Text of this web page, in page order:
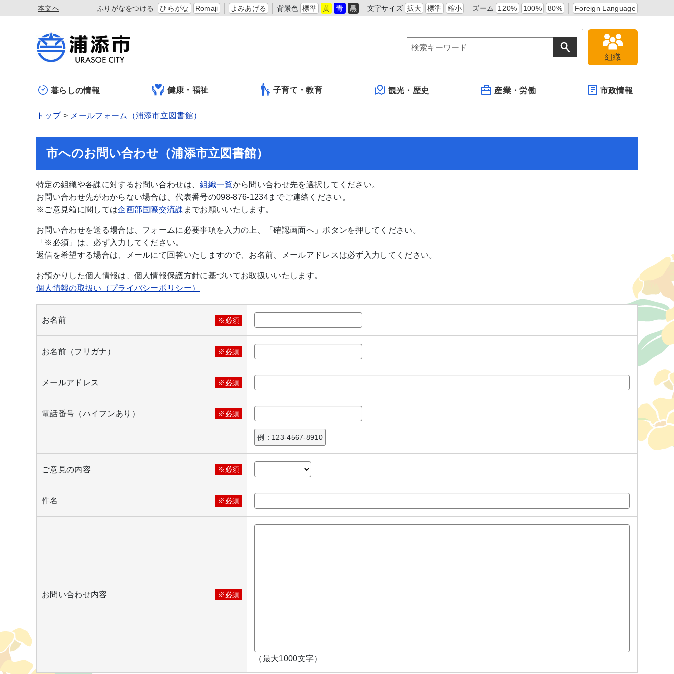
本文へ ふりがなをつける ひらがな Romaji よみあげる 背景色 標準 黄 青 黒 文字サイズ 拡大 標準 縮小 ズーム 120% 100% 80% Foreign Language
組織
暮らしの情報 健康・福祉 子育て・教育 観光・歴史 産業・労働 市政情報
トップ メールフォーム（浦添市立図書館）
市へのお問い合わせ（浦添市立図書館）
特定の組織や各課に対するお問い合わせは、組織一覧から問い合わせ先を選択してください。
お問い合わせ先がわからない場合は、代表番号の098-876-1234までご連絡ください。
※ご意見箱に関しては企画部国際交流課 までお願いいたします。
お問い合わせを送る場合は、フォームに必要事項を入力の上、「確認画面へ」ボタンを押してください。
「※必須」は、必ず入力してください。
返信を希望する場合は、メールにて回答いたしますので、お名前、メールアドレスは必ず入力してください。
お預かりした個人情報は、個人情報保護方針に基づいてお取扱いいたします。
個人情報の取扱い（プライバシーポリシー）
お名前 ※必須
お名前（フリガナ） ※必須
メールアドレス ※必須
電話番号（ハイフンあり） ※必須
例：123-4567-8910
ご意見の内容 ※必須
件名 ※必須
お問い合わせ内容 ※必須
（最大1000文字）